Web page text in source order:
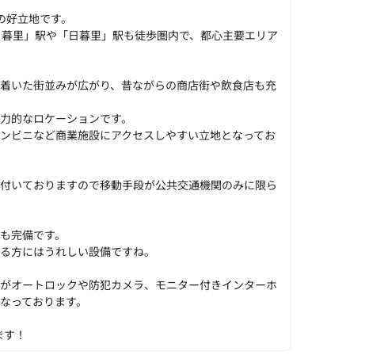
立地です。
里」駅や「日暮里」駅も徒歩圏内で、都心主要エリア
いた街並みが広がり、昔ながらの商店街や飲食店も充
的なロケーションです。
ビニなど商業施設にアクセスしやすい立地となってお
いておりますので移動手段が公共交通機関のみに限ら
完備です。
方にはうれしい設備ですね。
オートロックや防犯カメラ、モニター付きインターホ
っております。
！